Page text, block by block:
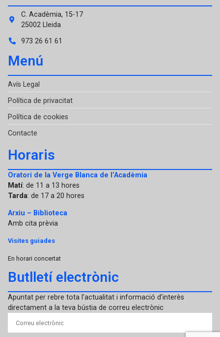
C. Acadèmia, 15-17
25002 Lleida
973 26 61 61
Menú
Avís Legal
Política de privacitat
Política de cookies
Contacte
Horaris
Oratori de la Verge Blanca de l’Acadèmia
Matí: de 11 a 13 hores
Tarda: de 17 a 20 hores
Arxiu – Biblioteca
Amb cita prèvia
Visites guiades
En horari concertat
Butlletí electrònic
Apuntat per rebre tota l’actualitat i informació d’interès
directament a la teva bústia de correu electrònic